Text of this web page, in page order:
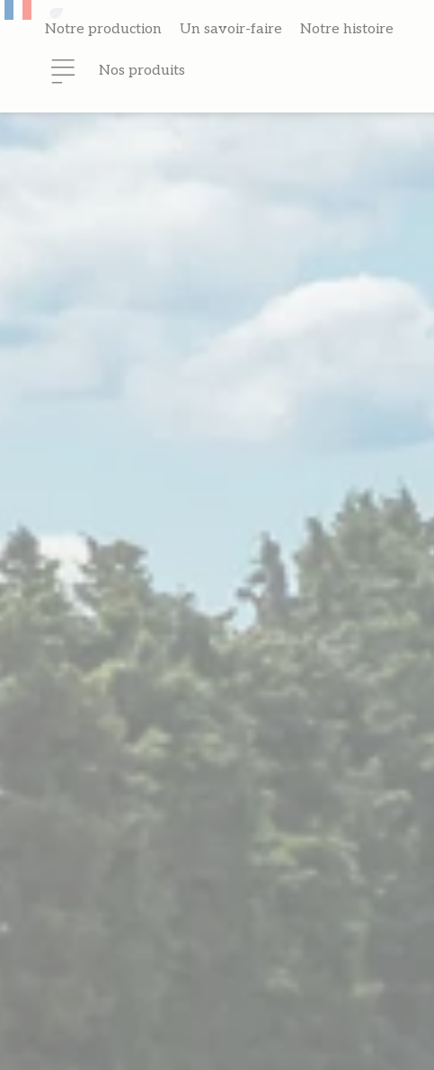
Notre production Un savoir-faire Notre histoire
Nos produits